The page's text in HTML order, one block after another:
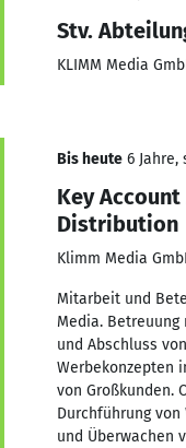
Stv.
KLIMM Media
Bis heute 6 Jahre,
Key
Distribution
Klimm Media
Mitarbeit und
Media.
und Abschluss
Werbekonzepten
von Großkunden.
Durchführung
und Überwachen